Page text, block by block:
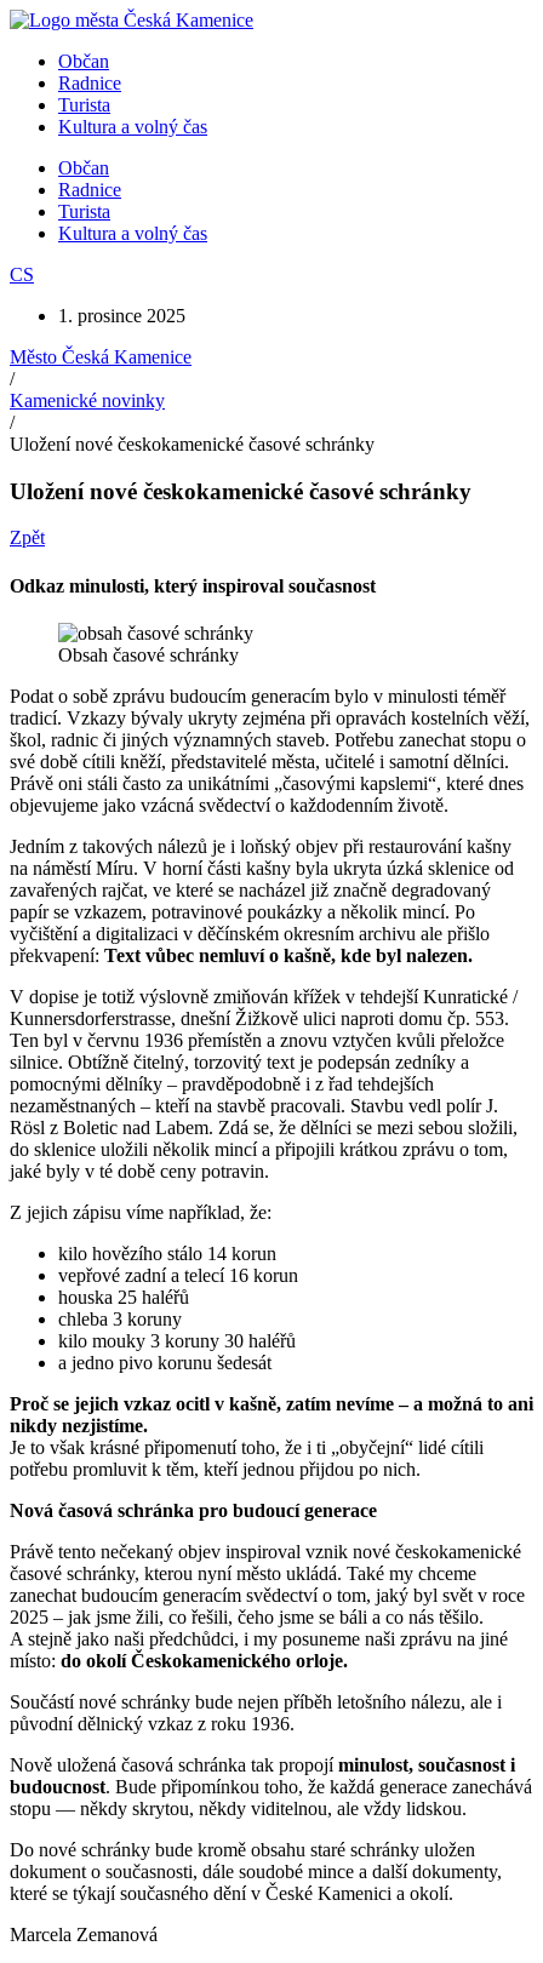
Přejít
obsahuObčan
Radnice
Turista
Kultura a volný čas
Občan
Radnice
Turista
Kultura a volný čas
CS
1. prosince 2025
Město Česká Kamenice
/
Kamenické novinky
/
Uložení nové českokamenické časové schránky
Uložení nové českokamenické časové schránky
Zpět
Odkaz minulosti, který inspiroval současnost
Obsah časové schránky
Podat o sobě zprávu budoucím generacím bylo v minulosti téměř
tradicí. Vzkazy bývaly ukryty zejména při opravách kostelních věží,
škol, radnic či jiných významných staveb. Potřebu zanechat stopu o
své době cítili kněží, představitelé města, učitelé i samotní dělníci.
Právě oni stáli často za unikátními „časovými kapslemi“, které dnes
objevujeme jako vzácná svědectví o každodenním životě.
Jedním z takových nálezů je i loňský objev při restaurování kašny
na náměstí Míru. V horní části kašny byla ukryta úzká sklenice od
zavařených rajčat, ve které se nacházel již značně degradovaný
papír se vzkazem, potravinové poukázky a několik mincí. Po
vyčištění a digitalizaci v děčínském okresním archivu ale přišlo
překvapení: Text vůbec nemluví o kašně, kde byl nalezen.
V dopise je totiž výslovně zmiňován křížek v tehdejší Kunratické /
Kunnersdorferstrasse, dnešní Žižkově ulici naproti domu čp. 553.
Ten byl v červnu 1936 přemístěn a znovu vztyčen kvůli přeložce
silnice. Obtížně čitelný, torzovitý text je podepsán zedníky a
pomocnými dělníky – pravděpodobně i z řad tehdejších
nezaměstnaných – kteří na stavbě pracovali. Stavbu vedl polír J.
Rösl z Boletic nad Labem. Zdá se, že dělníci se mezi sebou složili,
do sklenice uložili několik mincí a připojili krátkou zprávu o tom,
jaké byly v té době ceny potravin.
Z jejich zápisu víme například, že:
kilo hovězího stálo 14 korun
vepřové zadní a telecí 16 korun
houska 25 haléřů
chleba 3 koruny
kilo mouky 3 koruny 30 haléřů
a jedno pivo korunu šedesát
Proč se jejich vzkaz ocitl v kašně, zatím nevíme – a možná to ani
nikdy nezjistíme.
Je to však krásné připomenutí toho, že i ti „obyčejní“ lidé cítili
potřebu promluvit k těm, kteří jednou přijdou po nich.
Nová časová schránka pro budoucí generace
Právě tento nečekaný objev inspiroval vznik nové českokamenické
časové schránky, kterou nyní město ukládá. Také my chceme
zanechat budoucím generacím svědectví o tom, jaký byl svět v roce
2025 – jak jsme žili, co řešili, čeho jsme se báli a co nás těšilo.
A stejně jako naši předchůdci, i my posuneme naši zprávu na jiné
místo: do okolí Českokamenického orloje.
Součástí nové schránky bude nejen příběh letošního nálezu, ale i
původní dělnický vzkaz z roku 1936.
Nově uložená časová schránka tak propojíminulost, současnost i
budoucnost. Bude připomínkou toho, že každá generace zanechává
stopu — někdy skrytou, někdy viditelnou, ale vždy lidskou.
Do nové schránky bude kromě obsahu staré schránky uložen
dokument o současnosti, dále soudobé mince a další dokumenty,
které se týkají současného dění v České Kamenici a okolí.
Marcela Zemanová